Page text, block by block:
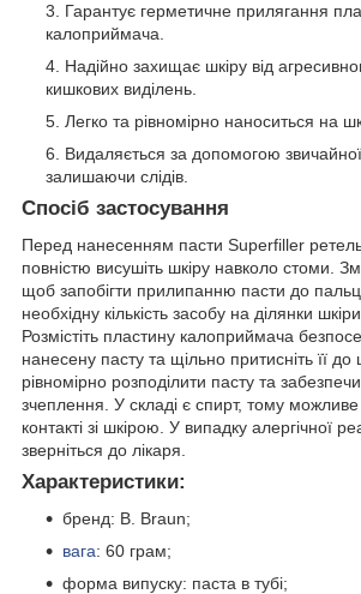
Гарантує герметичне прилягання
калоприймача.
Надійно захищає шкіру від
кишкових виділень.
Легко та рівномірно наноситься на
Видаляється за допомогою
залишаючи слідів.
Спосіб застосування
Перед нанесенням пасти Superfiller
повністю висушіть шкіру навколо стоми.
щоб запобігти прилипанню пасти до
необхідну кількість засобу на ділянки
Розмістіть пластину калоприймача
нанесену пасту та щільно притисніть її
рівномірно розподілити пасту та
зчеплення. У складі є спирт, тому
контакті зі шкірою. У випадку алергічної
зверніться до лікаря.
Характеристики:
бренд: B. Braun;
вага: 60 грам;
форма випуску: паста в тубі;